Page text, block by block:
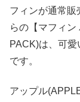
フィンが通常販
らの【マフィ
PACK)は、可
です。
アップル